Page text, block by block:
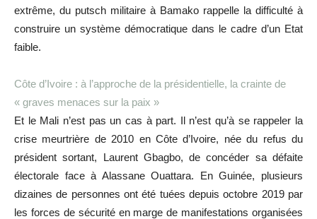
extrême, du putsch militaire à Bamako rappelle la difficulté à
construire un système démocratique dans le cadre d’un Etat
faible.
Côte d’Ivoire : à l’approche de la présidentielle, la crainte de
« graves menaces sur la paix »
Et le Mali n’est pas un cas à part. Il n’est qu’à se rappeler la
crise meurtrière de 2010 en Côte d’Ivoire, née du refus du
président sortant, Laurent Gbagbo, de concéder sa défaite
électorale face à Alassane Ouattara. En Guinée, plusieurs
dizaines de personnes ont été tuées depuis octobre 2019 par
les forces de sécurité en marge de manifestations organisées